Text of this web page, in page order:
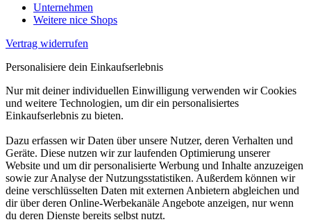
Unternehmen
Weitere nice Shops
Vertrag widerrufen
Personalisiere dein Einkaufserlebnis
Nur mit deiner individuellen Einwilligung verwenden wir Cookies
und weitere Technologien, um dir ein personalisiertes
Einkaufserlebnis zu bieten.
Dazu erfassen wir Daten über unsere Nutzer, deren Verhalten und
Geräte. Diese nutzen wir zur laufenden Optimierung unserer
Website und um dir personalisierte Werbung und Inhalte anzuzeigen
sowie zur Analyse der Nutzungsstatistiken. Außerdem können wir
deine verschlüsselten Daten mit externen Anbietern abgleichen und
dir über deren Online-Werbekanäle Angebote anzeigen, nur wenn
du deren Dienste bereits selbst nutzt.